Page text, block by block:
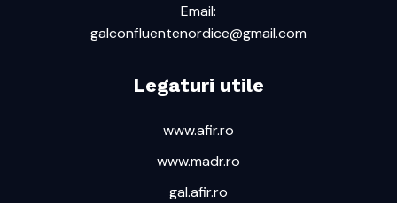
Email:
galconfluentenordice@gmail.com
Legaturi utile
www.afir.ro
www.madr.ro
gal.afir.ro